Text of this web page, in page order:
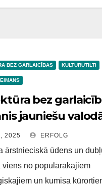
BEZ GARLAICĪBAS KULTURUTILTI
bez
jauniešu
2025 ERFOLG
ārstnieciskā ūdens un
viens no populārākajiem
un kumisa